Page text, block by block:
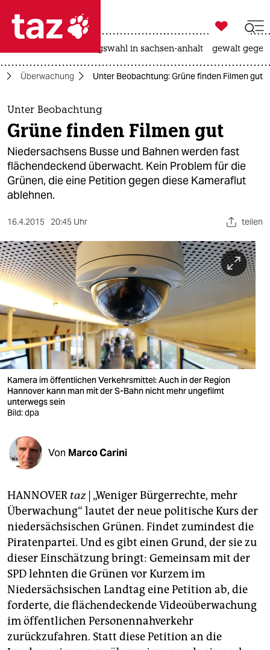
 taz zahl ich
taz zahl ich
themen
politik
öko
gesellschaft
kultur
sport
berlin
wahrheit
verlag
verlag
veranstaltungen
fragen & hilfe
unterstützen
abo
genossenschaft
epaper login

taz zahl ich
landtagswahl in sachsen-anhalt gewalt
Überwachung Unter Beobachtung: Grüne finden Filmen gut
Unter Beobachtung
Grüne finden Filmen gut
Niedersachsens Busse und Bahnen werden fast
flächendeckend überwacht. Kein Problem für die
Grünen, die eine Petition gegen diese Kameraflut
ablehnen.
16.4.2015 20:45 Uhr teilen
Kamera im öffentlichen Verkehrsmittel: Auch in der Region
Hannover kann man mit der S-Bahn nicht mehr ungefilmt
unterwegs sein
Bild: dpa
Von Marco Carini
HANNOVER taz| „Weniger Bürgerrechte, mehr
Überwachung“ lautet der neue politische Kurs der
niedersächsischen Grünen. Findet zumindest die
Piratenpartei. Und es gibt einen Grund, der sie zu
dieser Einschätzung bringt: Gemeinsam mit der
SPD lehnten die Grünen vor Kurzem im
Niedersächsischen Landtag eine Petition ab, die
forderte, die flächendeckende Videoüberwachung
im öffentlichen Personennahverkehr
zurückzufahren. Statt diese Petition an die